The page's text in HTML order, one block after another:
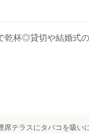
乾杯◎貸切や結婚式
テラスにタバコを吸い